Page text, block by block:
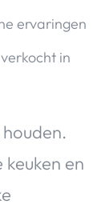
ervaringen
in
en